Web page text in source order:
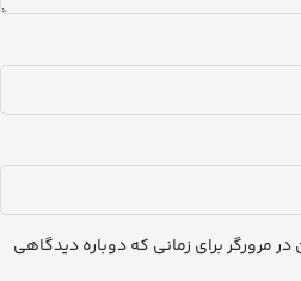
مرورگر برای زمانی که دوباره دیدگاهی